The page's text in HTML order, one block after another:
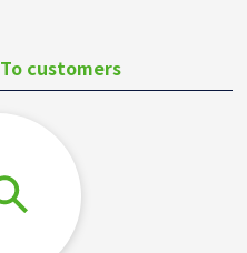
To customers